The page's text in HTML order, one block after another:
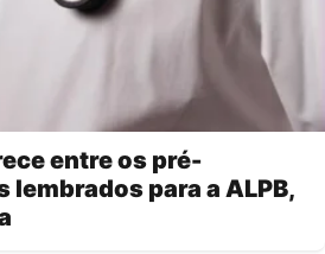
entre os pré-
para a ALPB,